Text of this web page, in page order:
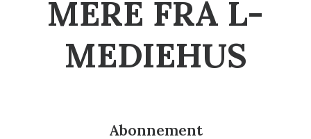
MERE FRA L-
MEDIEHUS
Abonnement